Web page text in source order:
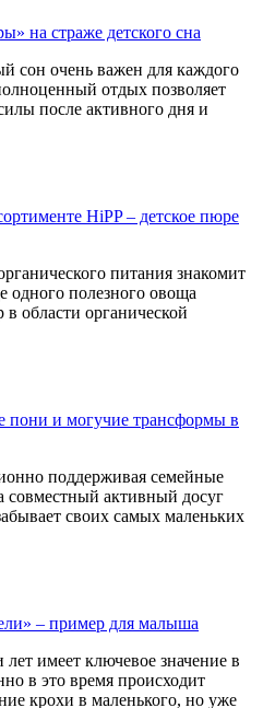
на страже детского сна
сон очень важен для каждого
отдых позволяет
после активного дня и
HiPP – детское пюре
питания знакомит
полезного овоща
области органической
и могучие трансформы в
поддерживая семейные
совместный активный досуг
своих самых маленьких
– пример для малыша
лет имеет ключевое значение в
в это время происходит
крохи в маленького, но уже